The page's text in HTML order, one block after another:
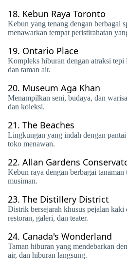
18. Kebun Raya Toronto
Kebun yang tenang dengan berbagai
menawarkan tempat peristirahatan
19. Ontario Place
Kompleks hiburan dengan atraksi tepi
dan taman air.
20. Museum Aga Khan
Menampilkan seni, budaya, dan
dan koleksi.
21. The Beaches
Lingkungan yang indah dengan
toko menawan.
22. Allan Gardens
Kebun raya dengan berbagai
musiman.
23. The Distillery District
Distrik bersejarah khusus pejalan kaki
restoran, galeri, dan teater.
24. Canada's Wonderland
Taman hiburan yang mendebarkan
air, dan hiburan langsung.